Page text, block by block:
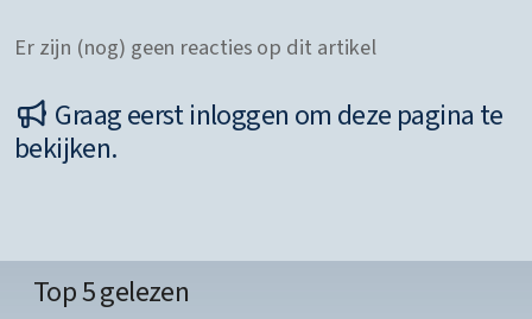
Er zijn (nog) geen reacties op dit artikel
Graag eerst inloggen om deze pagina te
bekijken.
Top 5 gelezen